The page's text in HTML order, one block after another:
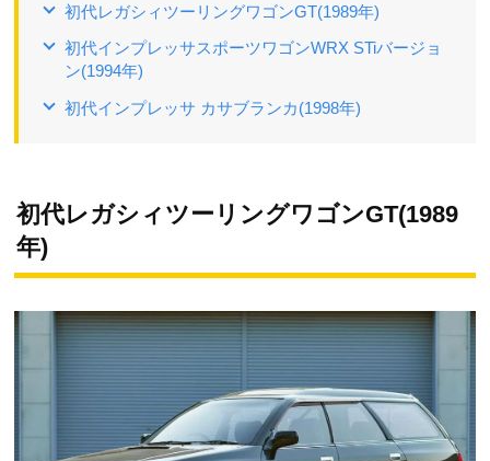
初代レガシィツーリングワゴンGT(1989年)
初代インプレッサスポーツワゴンWRX STiバージョ
ン(1994年)
初代インプレッサ カサブランカ(1998年)
初代レガシィツーリングワゴンGT(1989
年)